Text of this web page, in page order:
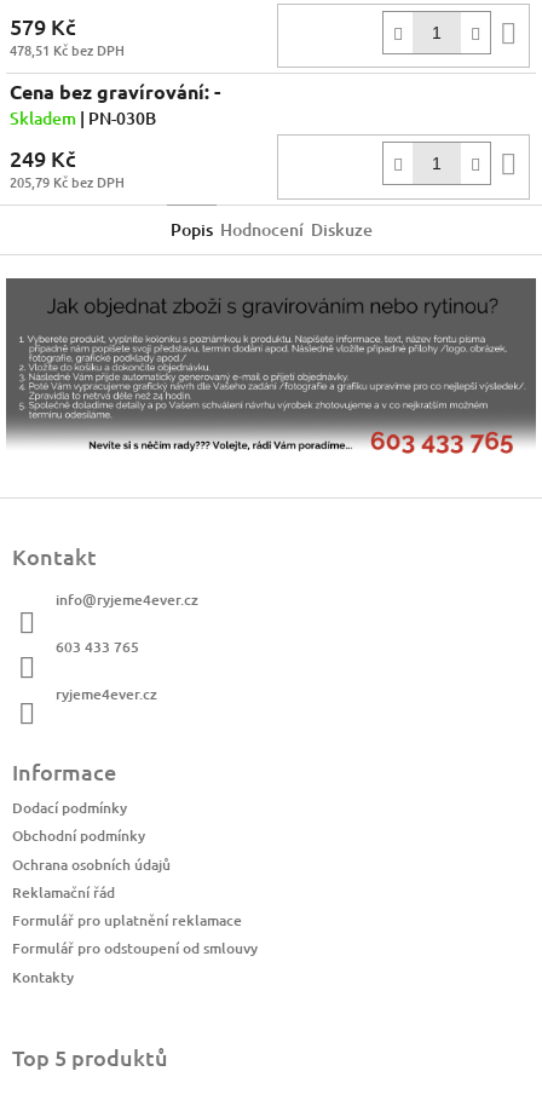
579 Kč
478,51 Kč bez DPH
Cena bez gravírování: -
Skladem | PN-030B
249 Kč
205,79 Kč bez DPH
Popis Hodnocení Diskuze
Kontakt
info@ryjeme4ever.cz
603 433 765
ryjeme4ever.cz
Informace
Dodací podmínky
Obchodní podmínky
Ochrana osobních údajů
Reklamační řád
Formulář pro uplatnění reklamace
Formulář pro odstoupení od smlouvy
Kontakty
Top 5 produktů